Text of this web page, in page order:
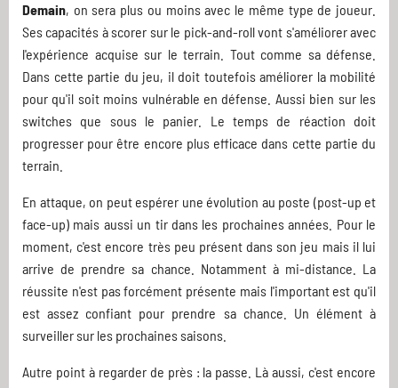
Demain, on sera plus ou moins avec le même type de joueur.
Ses capacités à scorer sur le pick-and-roll vont s'améliorer avec
l'expérience acquise sur le terrain. Tout comme sa défense.
Dans cette partie du jeu, il doit toutefois améliorer la mobilité
pour qu'il soit moins vulnérable en défense. Aussi bien sur les
switches que sous le panier. Le temps de réaction doit
progresser pour être encore plus efficace dans cette partie du
terrain.
En attaque, on peut espérer une évolution au poste (post-up et
face-up) mais aussi un tir dans les prochaines années. Pour le
moment, c'est encore très peu présent dans son jeu mais il lui
arrive de prendre sa chance. Notamment à mi-distance. La
réussite n'est pas forcément présente mais l'important est qu'il
est assez confiant pour prendre sa chance. Un élément à
surveiller sur les prochaines saisons.
Autre point à regarder de près : la passe. Là aussi, c'est encore